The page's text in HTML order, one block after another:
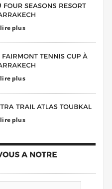
lire plus
lire plus
lire plus